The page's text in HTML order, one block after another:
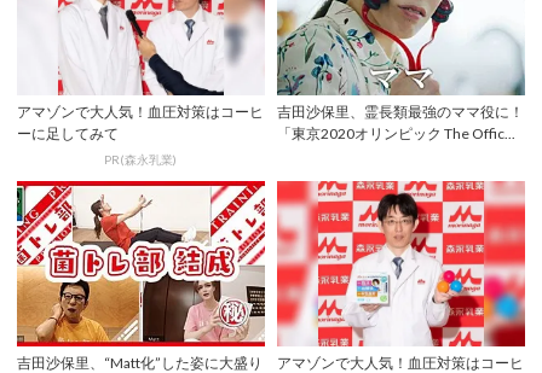
アマゾンで大人気！血圧対策はコーヒ
ーに足してみて
PR(森永乳業)
吉田沙保里、霊長類最強のママ役に！
「東京2020オリンピック The Offic...
吉田沙保里、“Matt化”した姿に大盛り
アマゾンで大人気！血圧対策はコーヒ